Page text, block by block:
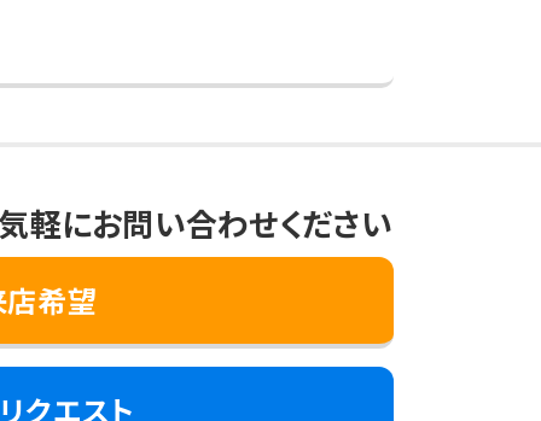
軽にお問い合わせください
希望
クエスト